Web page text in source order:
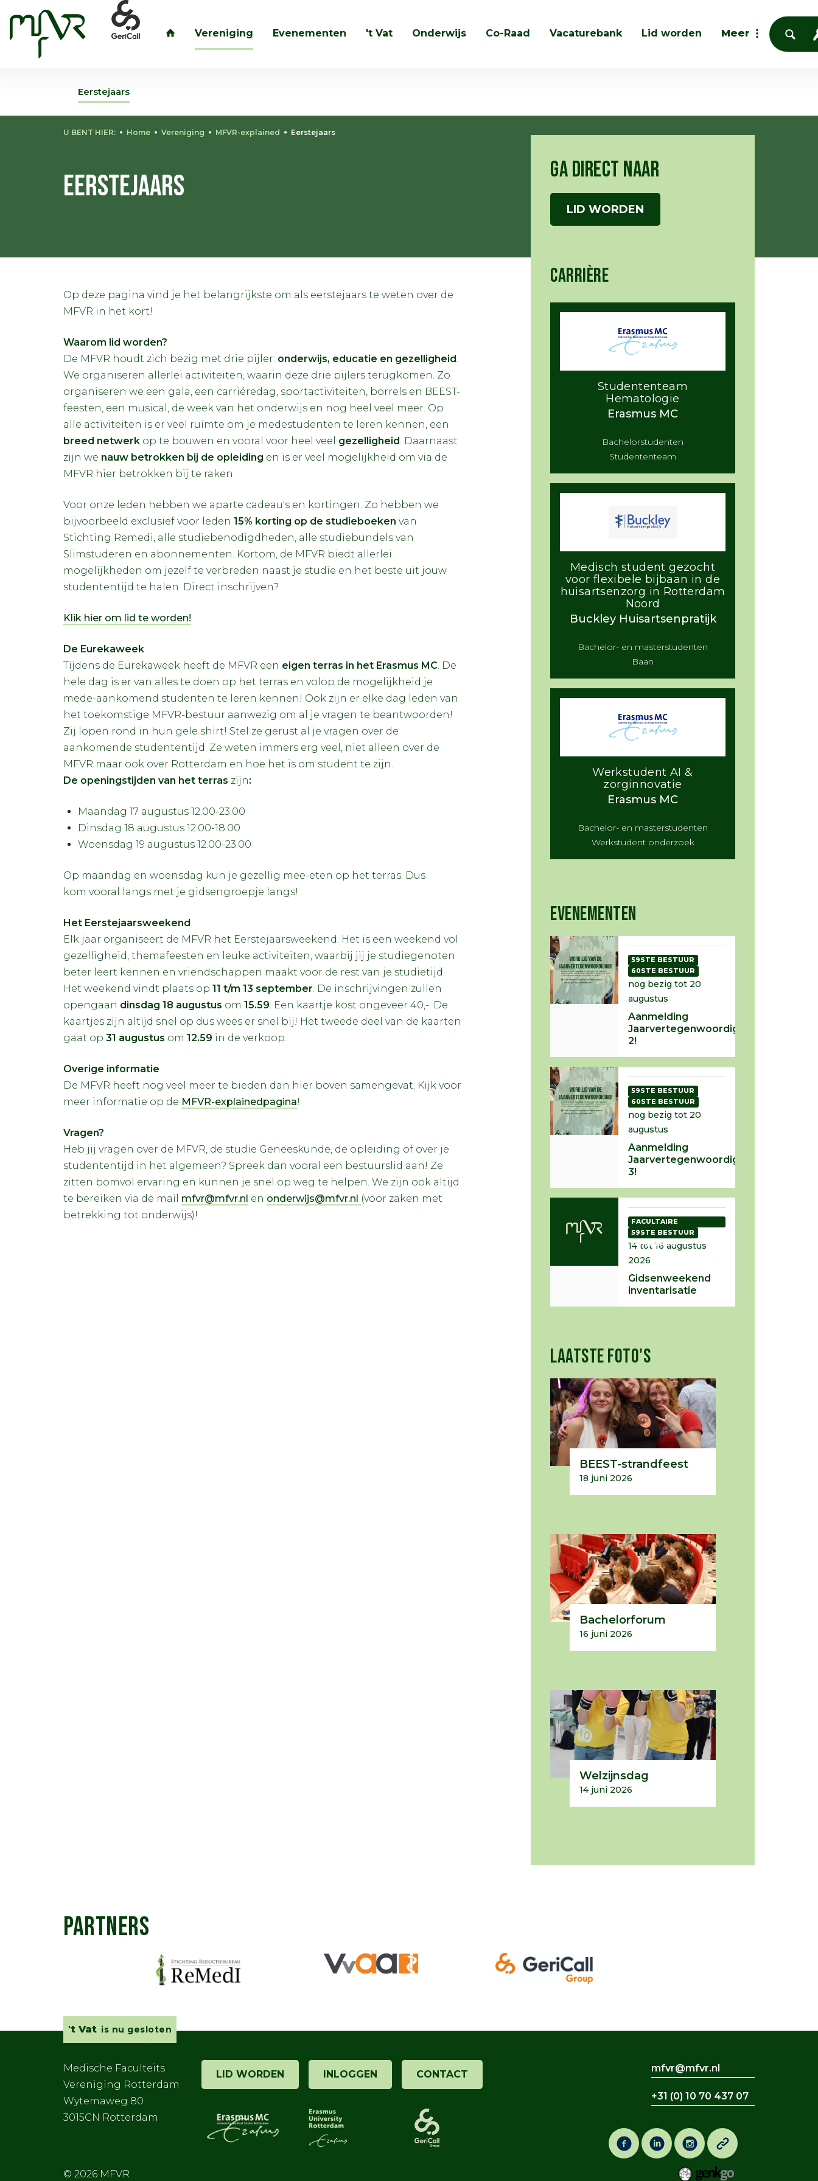
Vereniging Evenementen 't Vat Onderwijs Co-Raad Vacaturebank Lid worden Meer
Zoeken
inloggen
U BENT HIER: Home Vereniging MFVR-explained Eerstejaars
Eerstejaars
Op deze pagina vind je het belangrijkste om als eerstejaars te weten over de
MFVR in het kort!
Waarom lid worden?
De MFVR houdt zich bezig met drie pijler: onderwijs, educatie en gezelligheid .
We organiseren allerlei activiteiten, waarin deze drie pijlers terugkomen. Zo
organiseren we een gala, een carriéredag, sportactiviteiten, borrels en BEEST-
feesten, een musical, de week van het onderwijs en nog heel veel meer. Op
alle activiteiten is er veel ruimte om je medestudenten te leren kennen, een
breed netwerk op te bouwen en vooral voor heel veel gezelligheid . Daarnaast
zijn we nauw betrokken bij de opleiding en is er veel mogelijkheid om via de
MFVR hier betrokken bij te raken.
Voor onze leden hebben we aparte cadeau's en kortingen. Zo hebben we
bijvoorbeeld exclusief voor leden 15% korting op de studieboeken van
Stichting Remedi, alle studiebenodigdheden, alle studiebundels van
Slimstuderen en abonnementen. Kortom, de MFVR biedt allerlei
mogelijkheden om jezelf te verbreden naast je studie en het beste uit jouw
studententijd te halen. Direct inschrijven?
Klik hier om lid te worden!
De Eurekaweek
Tijdens de Eurekaweek heeft de MFVR een eigen terras in het Erasmus MC. De
hele dag is er van alles te doen op het terras en volop de mogelijkheid je
mede-aankomend studenten te leren kennen! Ook zijn er elke dag leden van
het toekomstige MFVR-bestuur aanwezig om al je vragen te beantwoorden!
Zij lopen rond in hun gele shirt! Stel ze gerust al je vragen over de
aankomende studententijd. Ze weten immers erg veel, niet alleen over de
MFVR maar ook over Rotterdam en hoe het is om student te zijn.
De openingstijden van het terras zijn:
Maandag 17 augustus 12.00-23.00
Dinsdag 18 augustus 12.00-18.00
Woensdag 19 augustus 12.00-23.00
Op maandag en woensdag kun je gezellig mee-eten op het terras. Dus
kom vooral langs met je gidsengroepje langs!
Het Eerstejaarsweekend
Elk jaar organiseert de MFVR het Eerstejaarsweekend. Het is een weekend vol
gezelligheid, themafeesten en leuke activiteiten, waarbij jij je studiegenoten
beter leert kennen en vriendschappen maakt voor de rest van je studietijd.
Het weekend vindt plaats op 11 t/m 13 september. De inschrijvingen zullen
opengaan dinsdag 18 augustus om 15.59. Een kaartje kost ongeveer 40,-. De
kaartjes zijn altijd snel op dus wees er snel bij! Het tweede deel van de kaarten
gaat op 31 augustus om 12.59 in de verkoop.
Overige informatie
De MFVR heeft nog veel meer te bieden dan hier boven samengevat. Kijk voor
meer informatie op de MFVR-explainedpagina!
Vragen?
Heb jij vragen over de MFVR, de studie Geneeskunde, de opleiding of over je
studententijd in het algemeen? Spreek dan vooral een bestuurslid aan! Ze
zitten bomvol ervaring en kunnen je snel op weg te helpen. We zijn ook altijd
te bereiken via de mail mfvr@mfvr.nl en onderwijs@mfvr.nl (voor zaken met
betrekking tot onderwijs)!
GA DIRECT NAAR
LID WORDEN
CARRIÈRE
Studententeam
Hematologie
Erasmus MC
Bachelorstudenten
Studententeam
Medisch student gezocht
voor flexibele bijbaan in de
huisartsenzorg in Rotterdam
Noord
Buckley Huisartsenpratijk
Bachelor- en masterstudenten
Baan
Werkstudent AI &
zorginnovatie
Erasmus MC
Bachelor- en masterstudenten
Werkstudent onderzoek
EVENEMENTEN
Aanmelding
Jaarvertegenwoordiging
2!
nog bezig tot 20
augustus
59STE BESTUUR
60STE BESTUUR
Aanmelding
Jaarvertegenwoordiging
3!
nog bezig tot 20
augustus
59STE BESTUUR
60STE BESTUUR
Gidsenweekend
inventarisatie
14 tot 16 augustus
2026
FACULTAIRE
INTRODUCTIE
COMMISSIE
59STE BESTUUR
LAATSTE FOTO'S
BEEST-strandfeest
18 juni 2026
Bachelorforum
16 juni 2026
Welzijnsdag
14 juni 2026
Eerstejaars
PARTNERS
't Vat is nu gesloten
Medische Faculteits
Vereniging Rotterdam
Wytemaweg 80
3015CN Rotterdam
LID WORDEN INLOGGEN CONTACT
mfvr@mfvr.nl
+31 (0) 10 70 437 07
© 2026 MFVR